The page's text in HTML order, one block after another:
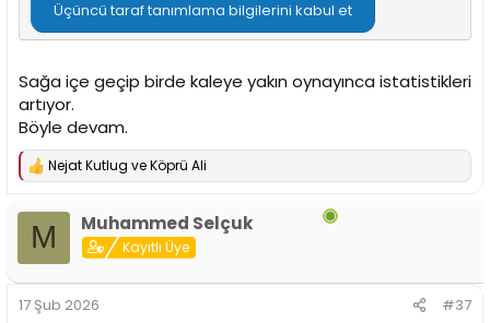
Üçüncü taraf tanımlama bilgilerini kabul et
Sağa içe geçip birde kaleye yakın oynayınca istatistikleri
artıyor.
Böyle devam.
T
:
Nejat Kutlug veKöprü Ali
M Muhammed Selçuk
Kayıtlı Üye
17 Şub 2026 #37